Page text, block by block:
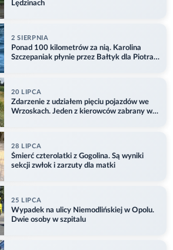
Lędzinach
2 SIERPNIA
Ponad 100 kilometrów za nią. Karolina
Szczepaniak płynie przez Bałtyk dla Piotra.
20 LIPCA
Zdarzenie z udziałem pięciu pojazdów we
Wrzoskach. Jeden z kierowców zabrany w
28 LIPCA
Śmierć czterolatki z Gogolina. Są wyniki
sekcji zwłok i zarzuty dla matki
25 LIPCA
Wypadek na ulicy Niemodlińskiej w Opolu.
Dwie osoby w szpitalu